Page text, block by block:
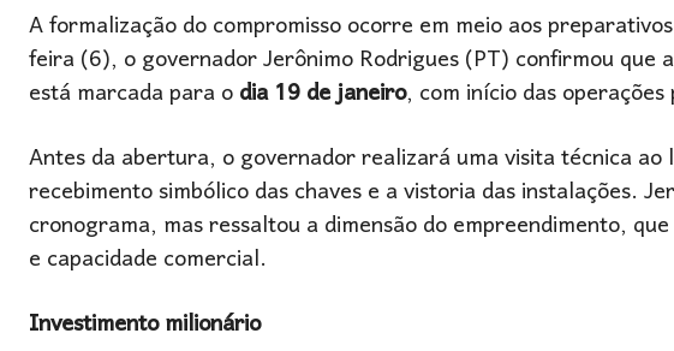
A formalização do compromisso ocorre em meio aos
feira (6), o governador Jerônimo Rodrigues (PT) confirmou que
está marcada para odia 19 de janeiro, com início das
Antes da abertura, o governador realizará uma visita técnica
recebimento simbólico das chaves e a vistoria das instalações.
cronograma, mas ressaltou a dimensão do empreendimento,
e capacidade comercial.
Investimento milionário